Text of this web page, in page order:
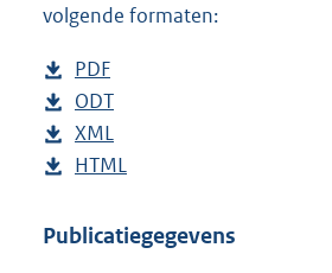
volgende formaten:
D
o
w
n
o
PDF
e
s
t
n
D
o
w
l
ODT
s
a
D
o
n
XML
e
t
D
w
HTML
s
Publicatiegegevens